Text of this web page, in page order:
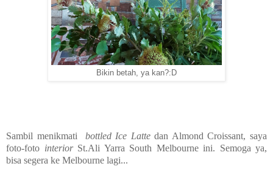
Bikin betah, ya kan?:D
Sambil menikmati bottled Ice Lattedan Almond Croissant, saya
foto-foto interiorSt.Ali Yarra South Melbourne ini. Semoga ya,
bisa segera ke Melbourne lagi...